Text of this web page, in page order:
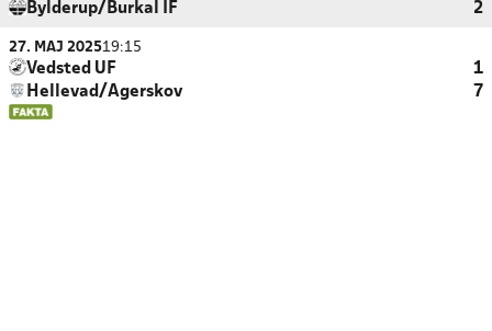
Bylderup/Burkal IF
2
27. MAJ 202519:15
Vedsted UF
1
Hellevad/Agerskov
7